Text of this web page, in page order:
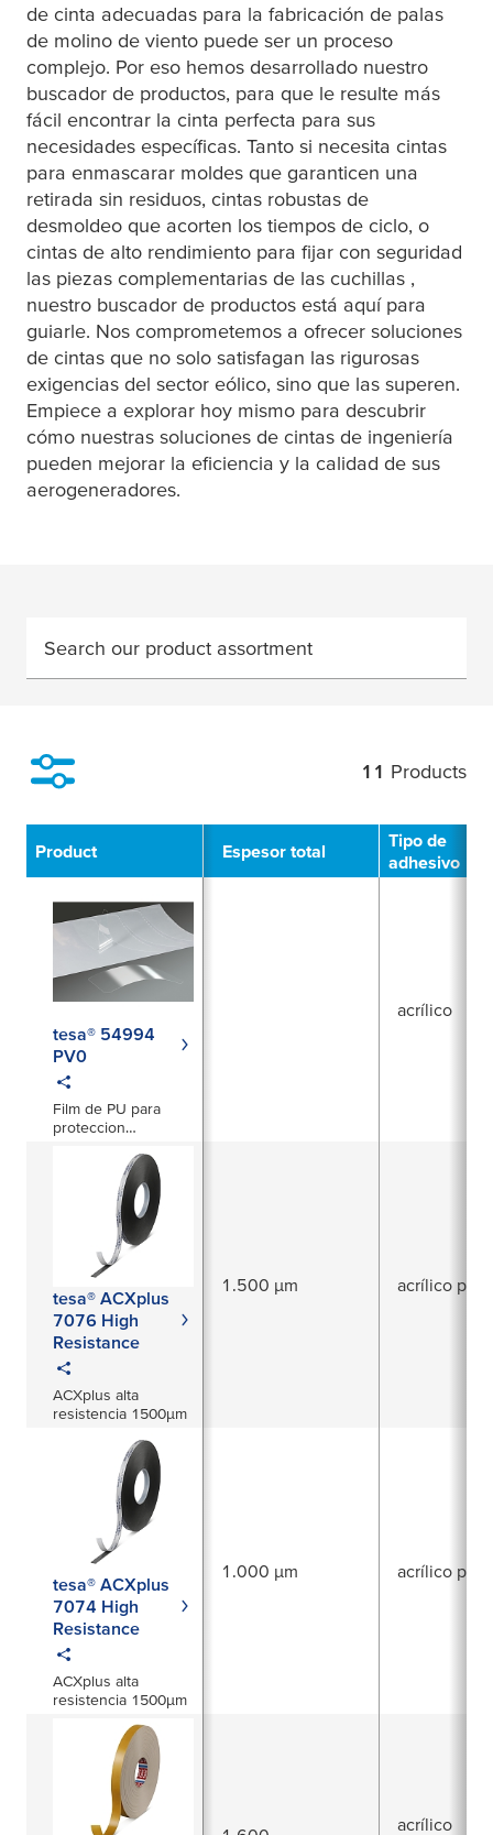
de cinta adecuadas para la fabricación de palas
de molino de viento puede ser un proceso
complejo. Por eso hemos desarrollado nuestro
buscador de productos, para que le resulte más
fácil encontrar la cinta perfecta para sus
necesidades específicas. Tanto si necesita cintas
para enmascarar moldes que garanticen una
retirada sin residuos, cintas robustas de
desmoldeo que acorten los tiempos de ciclo, o
cintas de alto rendimiento para fijar con seguridad
las piezas complementarias de las cuchillas ,
nuestro buscador de productos está aquí para
guiarle. Nos comprometemos a ofrecer soluciones
de cintas que no solo satisfagan las rigurosas
exigencias del sector eólico, sino que las superen.
Empiece a explorar hoy mismo para descubrir
cómo nuestras soluciones de cintas de ingeniería
pueden mejorar la eficiencia y la calidad de sus
aerogeneradores.
Search our product assortment
11 Products
Product Espesor total
Tipo de
adhesivo
tesa® 54994
PV0
Film de PU para
proteccion
superficies
exteriores
acrílico
tesa® ACXplus
7076 High
Resistance
ACXplus alta
resistencia 1500µm
1.500 µm acrílico puro
tesa® ACXplus
7074 High
Resistance
ACXplus alta
resistencia 1500µm
1.000 µm acrílico puro
acrílico